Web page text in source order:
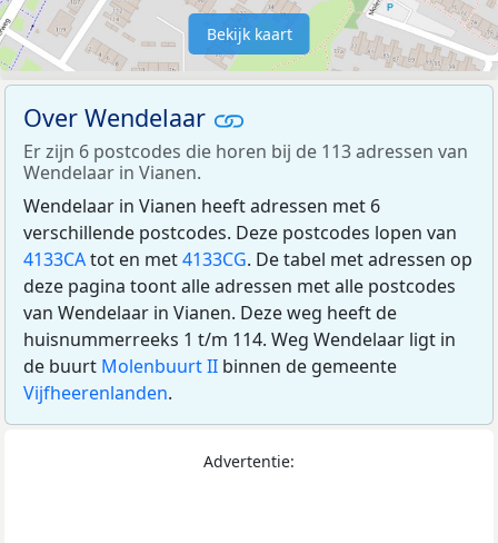
Bekijk kaart
Over Wendelaar
Er zijn 6 postcodes die horen bij de 113 adressen van
Wendelaar in Vianen.
Wendelaar in Vianen heeft adressen met 6
verschillende postcodes. Deze postcodes lopen van
4133CAtot en met4133CG. De tabel met adressen op
deze pagina toont alle adressen met alle postcodes
van Wendelaar in Vianen. Deze weg heeft de
huisnummerreeks 1 t/m 114. Weg Wendelaar ligt in
de buurt Molenbuurt II binnen de gemeente
Vijfheerenlanden.
Advertentie: